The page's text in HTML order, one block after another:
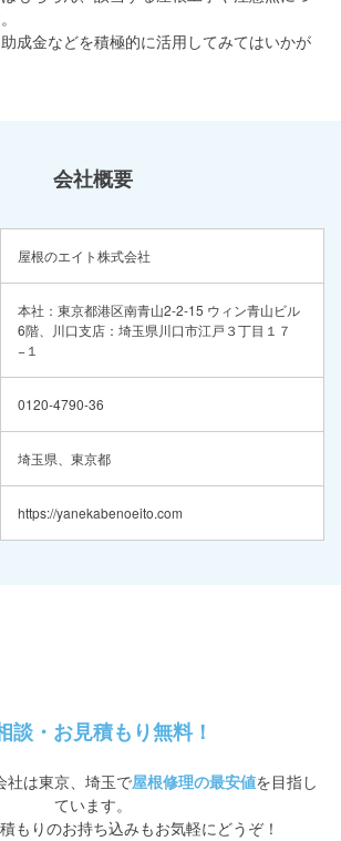
成金などを積極的に活用してみてはいかが
会社概要
屋根のエイト株式会社
本社：東京都港区南青山2-2-15 ウィン青山ビル
6階、川口支店：埼玉県川口市江戸３丁目１７
−１
0120-4790-36
埼玉県、東京都
https://yanekabenoeito.com
談・お見積もり無料！
社は東京、埼玉で屋根修理の最安値を目指し
ています。
もりのお持ち込みもお気軽にどうぞ！